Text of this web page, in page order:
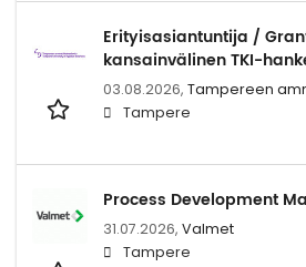
Erityisasiantuntija /
kansainvälinen TKI-
03.08.2026, Tampereen
Tampere
Process Development
31.07.2026, Valmet
Tampere